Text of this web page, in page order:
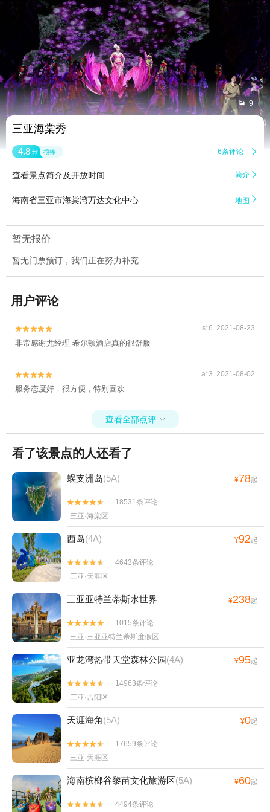
 9
三亚海棠秀
4.8 分 很棒 6条评论 
查看景点简介及开放时间 简介 
海南省三亚市海棠湾万达文化中心 地图 
暂无报价
暂无门票预订，我们正在努力补充
用户评论

 s*6 2021-08-23
非常感谢尤经理 希尔顿酒店真的很舒服

 a*3 2021-08-02
服务态度好，很方便，特别喜欢
查看全部点评 
看了该景点的人还看了
蜈支洲岛(5A) ¥78起


18531条评论
三亚·海棠区
西岛(4A) ¥92起


4643条评论
三亚·天涯区
三亚亚特兰蒂斯水世界 ¥238起


1015条评论
三亚·三亚亚特兰蒂斯度假区
亚龙湾热带天堂森林公园(4A) ¥95起


14963条评论
三亚·吉阳区
天涯海角(5A) ¥0起


17659条评论
三亚·天涯区
海南槟榔谷黎苗文化旅游区(5A) ¥60起

 4494条评论
